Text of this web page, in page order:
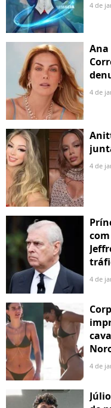
4 de
Ana
4 de
4 de
4 de
4 de